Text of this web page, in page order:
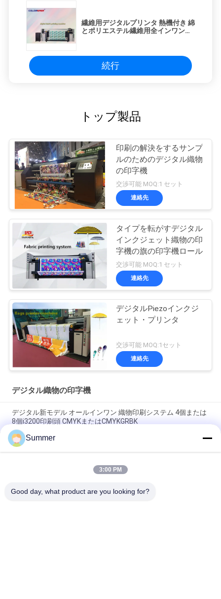
繊維用デジタルプリンタ 熱機付き 綿
とポリエステル繊維用全インワンプ
続行
トップ製品
印刷の解決をするサンプ
ルのためのデジタル織物
の印字機
交渉可能 MOQ:1 セット
連絡先
タイプを転がすデジタル
インクジェット織物の印
字機の旗の印字機ロール
交渉可能 MOQ:1 セット
連絡先
デジタルPiezoインクジ
ェット・プリンタ
交渉可能 MOQ:1セット
連絡先
デジタル織物の印字機
デジタル新モデル オールインワン 織物印刷システム 4個または
8個i3200印刷頭 CMYKまたはCMYKGRBK
上海 SAER COLOR 4 色または 8 色デジタル繊維印刷システム
3200 ミリメートル大判ファブリックプロッタ
オールインワン ポリエステル デジタルプリンター サブライメ
Summer
3:00 PM
Good day, what product are you looking for?